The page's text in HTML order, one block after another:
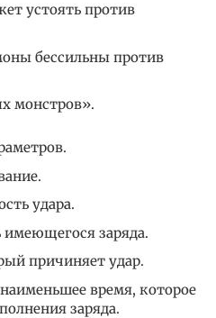
устоять против
бессильны против
монстров».
удара.
имеющегося заряда.
причиняет удар.
время, которое
заряда.